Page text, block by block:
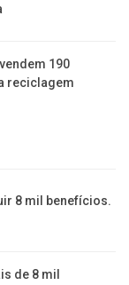
190
reciclagem
8 mil benefícios.
de 8 mil